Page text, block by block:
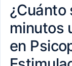
¿Cuánto
minutos
en